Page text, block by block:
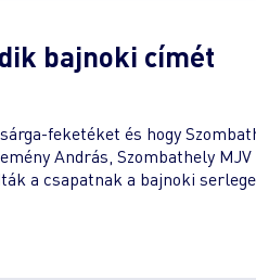
bajnoki címét
feketéket és hogy
András, Szombathely
a csapatnak a bajnoki